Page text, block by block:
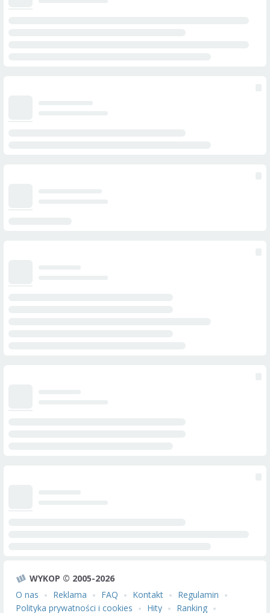
WYKOP © 2005-2026
O nas
Reklama FAQ Kontakt
Regulamin
Polityka prywatności i cookies
Hity Ranking